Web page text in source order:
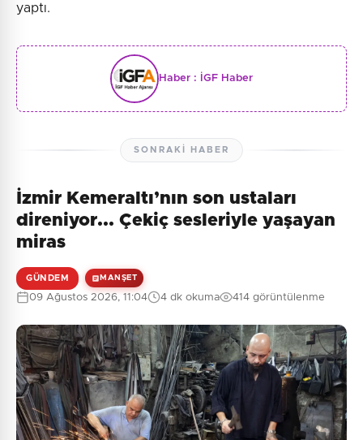
yaptı.
Haber : İGF Haber
SONRAKI HABER
İzmir Kemeraltı’nın son ustaları
direniyor... Çekiç sesleriyle yaşayan
miras
GÜNDEM MANŞET
09 Ağustos 2026, 11:04 4 dk okuma 414 görüntülenme